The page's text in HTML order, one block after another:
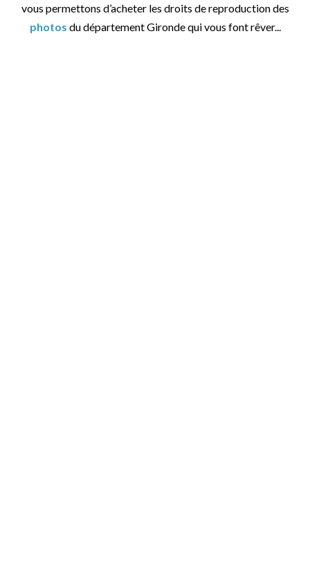
vous permettons d’acheter les droits de reproduction des
photos du département Gironde qui vous font rêver...